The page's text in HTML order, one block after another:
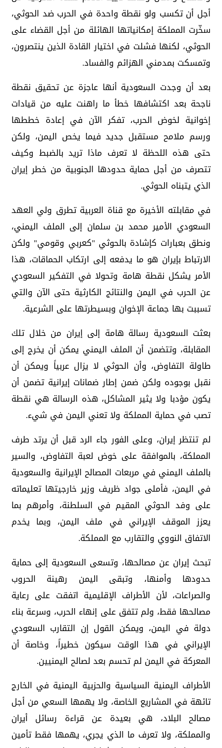
أجل أن تكسب ولو نقطة واحدة في الحرب ضد الحوثي،
سخّرت المملكة إمكانياتها الهائلة من أجل القضاء على
الحوثي، لكنها فشلت في اختيار القادة الذين ينتصرون،
وتمسكت بمدمني الهزائم والفساد.
بعد أن وجدت السعودية أنها عاجزة عن تحقيق نقطة
ناجحة بعد اكتشافها خطأ ما راهنت عليه من قيادات
إخوانية لخوض الحرب، تفكر الآن في إعادة خططها
ورسم ملامح مستقبل جديد فيما يخص اليمن، ولكن
حتى هذه اللحظة لا تعرف ماذا تريد بالضبط وكيف
تتصرف من أجل حماية حدودها الجنوبية من خطر إيران
الذي يتبناه الحوثي.
في مقابلته الأخيرة مع قناة العربية تطرق ولي العهد
السعودي الأمير محمد بن سلمان إلى الملف اليمني،
ونطق بعبارات كإشادة بالحوثي "كعربي وقومي" ولكن
الارتباط بإيران هو ما يدفعه إلى ارتكاب الحماقات، هذا
الأمر يشكل نقطة هامة وتحولا في التفكير السعودي
عن الحرب في اليمن والنتائج الكارثية حتى الآن والتي
تسببت بها جماعة الإخوان وبسيطرتها على الشرعية.
بعثت السعودية رسالة هامة إلى إيران من خلال تلك
المقابلة، وتتضمن أن الملف اليمني يمكن أن يخرج إلى
طاولة التفاوض، وأن الحوثي لا يزال عربياً ويمكن أن
نقبل بوجوده ولكن ضمن إطار ضمانات إيرانية تضمن أن
يكون مؤدبا ولا يثير المشاكل، هذه الرسالة هي نقطة
تصب في حماية المملكة ولا تعني اليمن في شيء.
لم تنتظر إيران، وعلى الفور جاء الرد قبل أن يرتد طرف
المملكة، بالموافقة على خوض لعبة التفاوض، والسير
بالملف اليمني في مربعات المصالح الإيرانية والسعودية
في اليمن، فأملى جواد ظريف وزير خارجيتها تعليماته
على وفد الحوثي المقيم في السلطنة، وأمرهم بما
يعزز الموقف الإيراني في ملف اليمن، وبما يخدم
الاتفاق النووي والتقارب مع المملكة.
تبحث إيران عن مصالحها، وتسعى السعودية إلى حماية
حدودها وأمنها، وتبقى اليمن رهينة الحروب
والصراعات، لأن الأطراف الإقليمية اتفقت على رعاية
مصالحها فقط، ولم تتفق على إنهاء الحرب، وسرعة بناء
دولة في اليمن، ويمكن القول إن التقارب السعودي
الإيراني في هذا الوقت سيكون خطيراً، وخاصة أن
المعركة في اليمن لم تحسم بعد لصالح اليمنيين.
الأطراف اليمنية السياسية والحزبية اليمنية في الخارج
تائهة في المشاريع الخاصة، ولا يهمها السعي من أجل
مصالح البلاد، هي بعيدة عن قراءة رسائل أيران
والمملكة، ولا تعرف ما الذي يجري، يهمها فقط تأمين